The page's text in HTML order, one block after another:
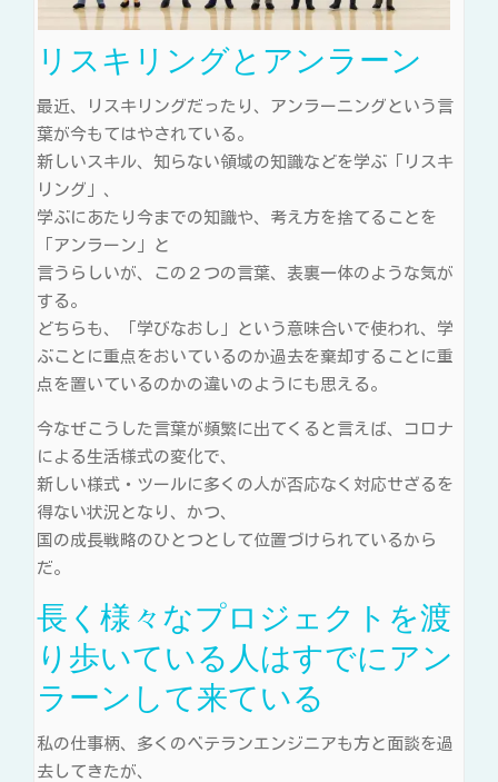
リスキリングとアンラーン
最近、リスキリングだったり、アンラーニングという言
葉が今もてはやされている。
新しいスキル、知らない領域の知識などを学ぶ「リスキ
リング」、
学ぶにあたり今までの知識や、考え方を捨てることを
「アンラーン」と
言うらしいが、この２つの言葉、表裏一体のような気が
する。
どちらも、「学びなおし」という意味合いで使われ、学
ぶことに重点をおいているのか過去を棄却することに重
点を置いているのかの違いのようにも思える。
今なぜこうした言葉が頻繁に出てくると言えば、コロナ
による生活様式の変化で、
新しい様式・ツールに多くの人が否応なく対応せざるを
得ない状況となり、かつ、
国の成長戦略のひとつとして位置づけられているから
だ。
長く様々なプロジェクトを渡
り歩いている人はすでにアン
ラーンして来ている
私の仕事柄、多くのベテランエンジニアも方と面談を過
去してきたが、